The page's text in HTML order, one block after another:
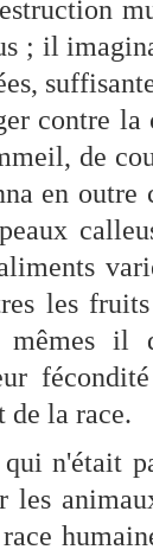
; il
contre
de
en outre
les
il
de la race.
n'était
les